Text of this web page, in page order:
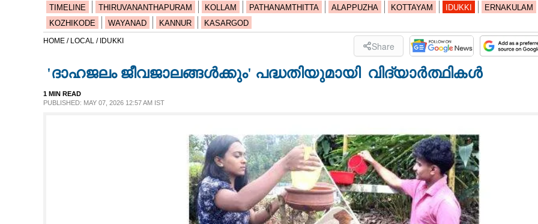
NEWS 360
TIMELINE THIRUVANANTHAPURAM KOLLAM PATHANAMTHITTA ALAPPUZHA KOTTAYAM IDUKKI
ERNAKULAM
KOZHIKODE
WAYANAD KANNUR KASARGOD
HOME / LOCAL / IDUKKI Share
'ദാഹജലം ജീവജാലങ്ങൾക്കും' പദ്ധതിയുമായി വിദ്യാർത്ഥികൾ
1 MIN READ
PUBLISHED: MAY 07, 2026 12:57 AM IST